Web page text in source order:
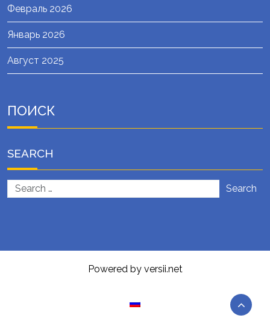
Февраль 2026
Январь 2026
Август 2025
ПОИСК
SEARCH
Search
Powered by versii.net